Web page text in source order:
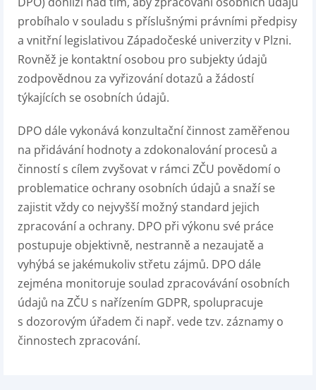
probíhalo v souladu s příslušnými právními předpisy
a vnitřní legislativou Západočeské univerzity v Plzni.
Rovněž je kontaktní osobou pro subjekty údajů
zodpovědnou za vyřizování dotazů a žádostí
týkajících se osobních údajů.
DPO dále vykonává konzultační činnost zaměřenou
na přidávání hodnoty a zdokonalování procesů a
činností s cílem zvyšovat v rámci ZČU povědomí o
problematice ochrany osobních údajů a snaží se
zajistit vždy co nejvyšší možný standard jejich
zpracování a ochrany. DPO při výkonu své práce
postupuje objektivně, nestranně a nezaujatě a
vyhýbá se jakémukoliv střetu zájmů. DPO dále
zejména monitoruje soulad zpracovávání osobních
údajů na ZČU s nařízením GDPR, spolupracuje
s dozorovým úřadem či např. vede tzv. záznamy o
činnostech zpracování.